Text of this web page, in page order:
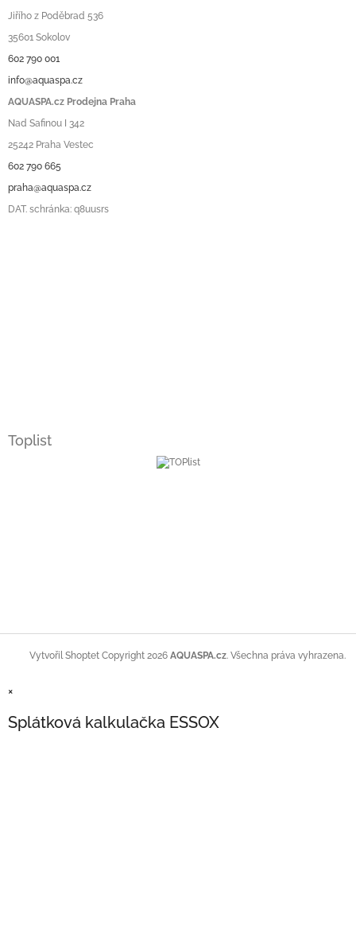
Jiřího z Poděbrad 536
35601 Sokolov
602 790 001
info@aquaspa.cz
AQUASPA.cz Prodejna Praha
Nad Safinou I 342
25242 Praha Vestec
602 790 665
praha@aquaspa.cz
DAT. schránka: q8uusrs
Toplist
Vytvořil Shoptet Copyright 2026 AQUASPA.cz. Všechna práva vyhrazena.
×
Splátková kalkulačka ESSOX